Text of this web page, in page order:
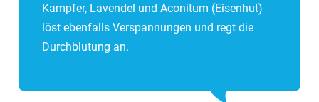
Kampfer, Lavendel und Aconitum (Eisenhut)
löst ebenfalls Verspannungen und regt die
Durchblutung an.